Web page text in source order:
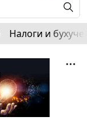
Налоги и